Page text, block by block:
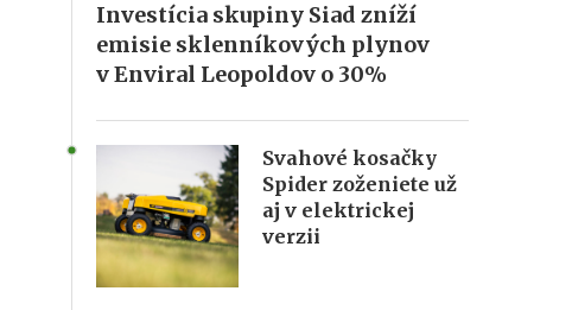
Investícia skupiny Siad zníží
emisie sklenníkových plynov
v Enviral Leopoldov o 30%
Svahové kosačky
Spider zoženiete už
aj v elektrickej
verzii